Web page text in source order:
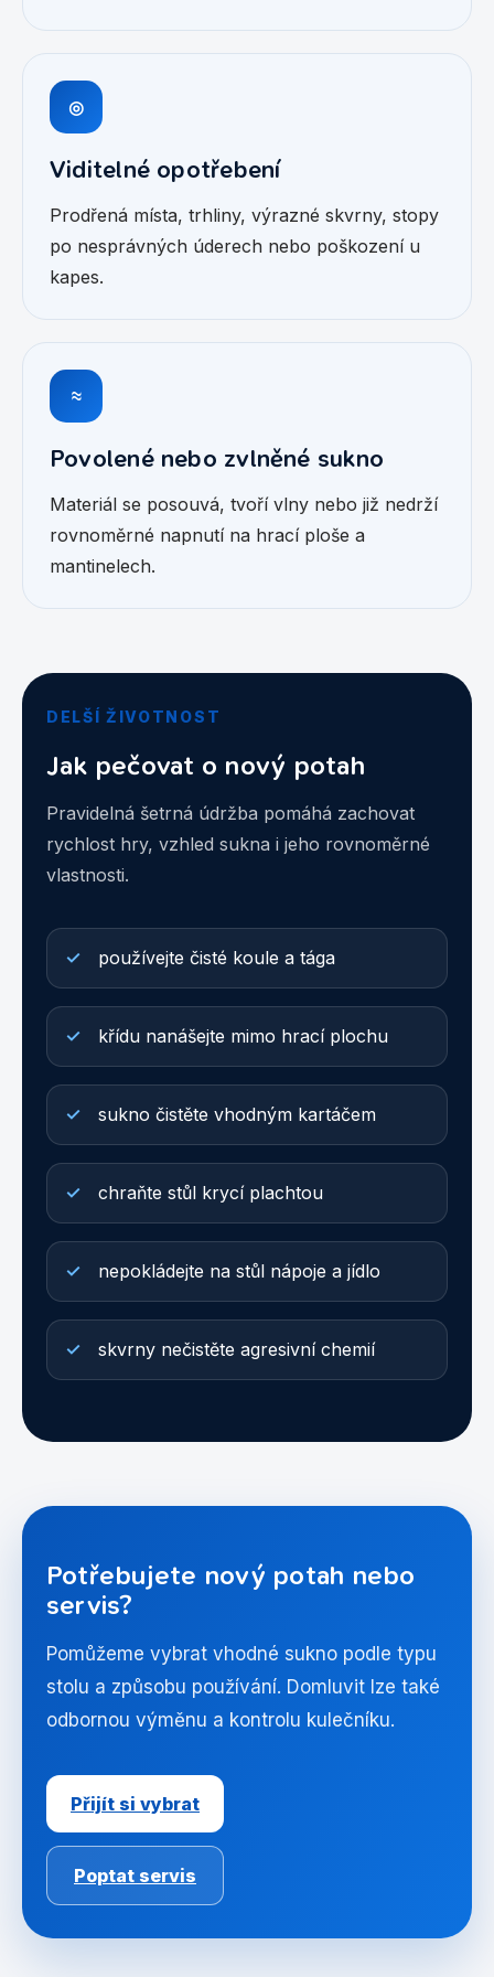
◎
Viditelné opotřebení
Prodřená místa, trhliny, výrazné skvrny, stopy
po nesprávných úderech nebo poškození u
kapes.
≈
Povolené nebo zvlněné sukno
Materiál se posouvá, tvoří vlny nebo již nedrží
rovnoměrné napnutí na hrací ploše a
mantinelech.
DELŠÍ ŽIVOTNOST
Jak pečovat o nový potah
Pravidelná šetrná údržba pomáhá zachovat
rychlost hry, vzhled sukna i jeho rovnoměrné
vlastnosti.
používejte čisté koule a tága
křídu nanášejte mimo hrací plochu
sukno čistěte vhodným kartáčem
chraňte stůl krycí plachtou
nepokládejte na stůl nápoje a jídlo
skvrny nečistěte agresivní chemií
Potřebujete nový potah nebo
servis?
Pomůžeme vybrat vhodné sukno podle typu
stolu a způsobu používání. Domluvit lze také
odbornou výměnu a kontrolu kulečníku.
Přijít si vybrat
Poptat servis